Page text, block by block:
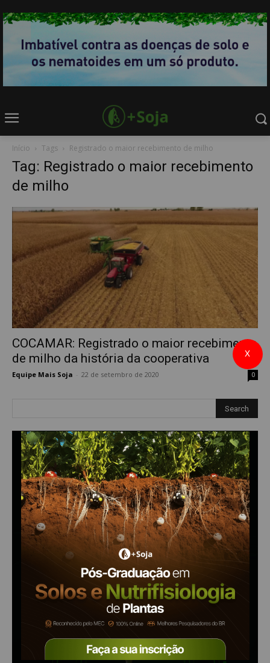
Início Tags Registrado o maior recebimento de milho
Tag: Registrado o maior recebimento
de milho
COCAMAR: Registrado o maior recebimento
de milho da história da cooperativa
Equipe Mais Soja 22 de setembro de 2020 0
X